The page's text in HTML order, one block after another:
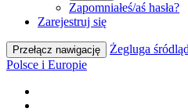
Zapomniałeś/aś hasła?
Zarejestruj się
Przełącz nawigację
Żegluga
Polsce i Europie